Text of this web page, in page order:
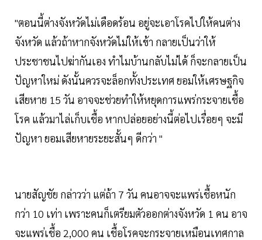
"ตอนนี้ต่างจังหวัดไม่เดือดร้อน อยู่จะเอาโรคไปให้คนต่าง
จังหวัด แล้วถ้าหากจังหวัดไม่ให้เข้า กลายเป็นว่าให้
ประชาชนไปฆ่ากันเอง ทำไมบ้านกลับไม่ได้ ก็จะกลายเป็น
ปัญหาใหม่ ดังนั้นควรจะล็อกทั้งประเทศ ยอมให้เศรษฐกิจ
เสียหาย 15 วัน อาจจะช่วยทำให้หยุดการแพร่กระจายเชื้อ
โรค แล้วมาไล่เก็บเชื้อ หากปล่อยอย่างนี้ต่อไปเรื่อยๆ จะมี
ปัญหา ยอมเสียหายระยะสั้นๆ ดีกว่า "
นายสัญชัย กล่าวว่า แต่ถ้า 7 วัน คนอาจจะแพร่เชื้อหนัก
กว่า 10 เท่า เพราะคนก็เตรียมตัวออกต่างจังหวัด 1 คน อาจ
จะแพร่เชื้อ 2,000 คน เชื้อโรคจะกระจายเหมือนเทศกาล